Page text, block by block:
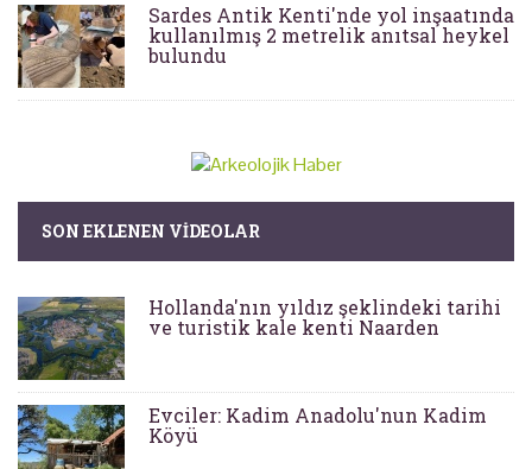
Sardes Antik Kenti'nde yol inşaatında
kullanılmış 2 metrelik anıtsal heykel
bulundu
SON EKLENEN VIDEOLAR
Hollanda'nın yıldız şeklindeki tarihi
ve turistik kale kenti Naarden
Evciler: Kadim Anadolu'nun Kadim
Köyü